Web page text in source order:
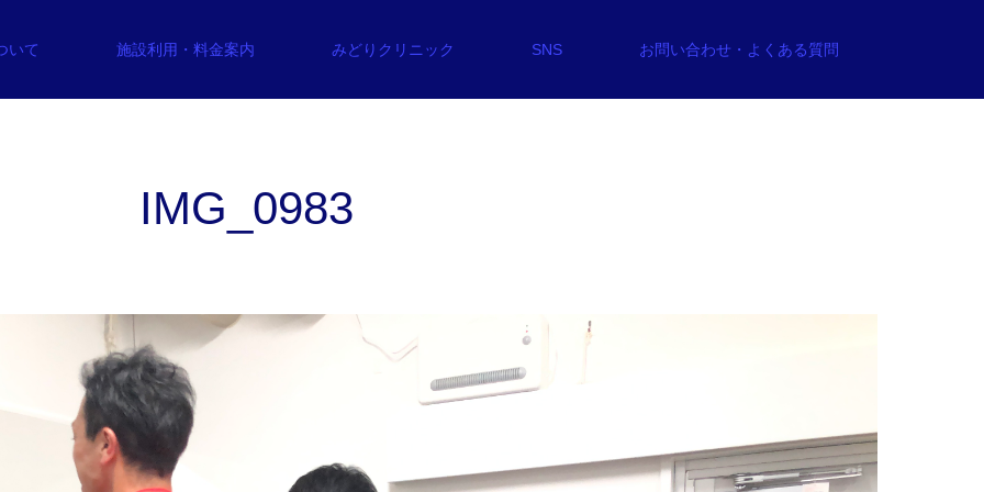
いて 施設利用・料金案内 みどりクリニック SNS お問い合わせ・よくある質問
IMG_0983